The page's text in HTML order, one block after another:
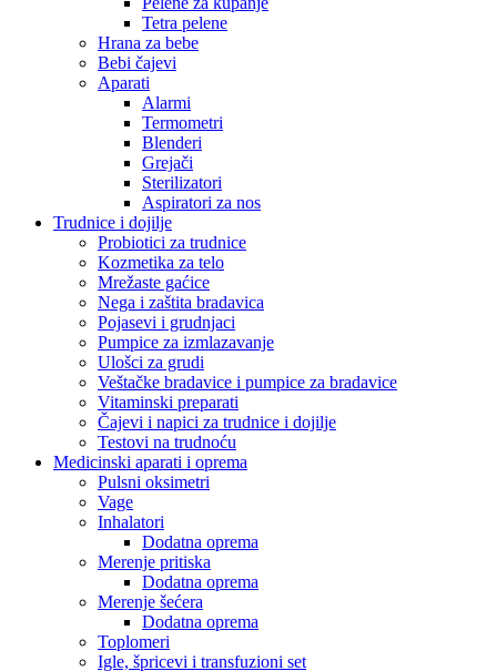
Tetra pelene
Hrana za bebe
Bebi čajevi
Aparati
Alarmi
Termometri
Blenderi
Grejači
Sterilizatori
Aspiratori za nos
Trudnice i dojilje
Probiotici za trudnice
Kozmetika za telo
Mrežaste gaćice
Nega i zaštita bradavica
Pojasevi i grudnjaci
Pumpice za izmlazavanje
Ulošci za grudi
Veštačke bradavice i pumpice za bradavice
Vitaminski preparati
Čajevi i napici za trudnice i dojilje
Testovi na trudnoću
Medicinski aparati i oprema
Pulsni oksimetri
Vage
Inhalatori
Dodatna oprema
Merenje pritiska
Dodatna oprema
Merenje šećera
Dodatna oprema
Toplomeri
Igle, špricevi i transfuzioni set